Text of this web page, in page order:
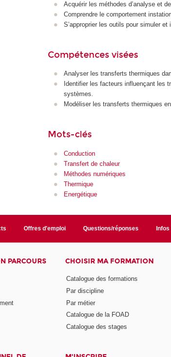
Acquérir les méthodes d’analyse et
Comprendre le comportement
S’approprier les outils pour simuler
Compétences visées
Analyser les transferts thermiques
Identifier les facteurs influençant les
systèmes.
Modéliser les transferts thermiques
Mots-clés
Conduction
Transfert de chaleur
Méthodes numériques
Thermique
Energétique
Offres d'emploi Questions/réponses
PARCOURS CHOISIR MA FORMATION
Catalogue des formations
Par discipline
Par métier
Catalogue de la FOAD
Catalogue des stages